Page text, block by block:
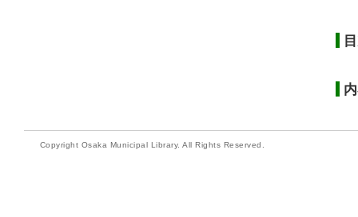
Copyright Osaka Municipal Library. All Rights Reserved.